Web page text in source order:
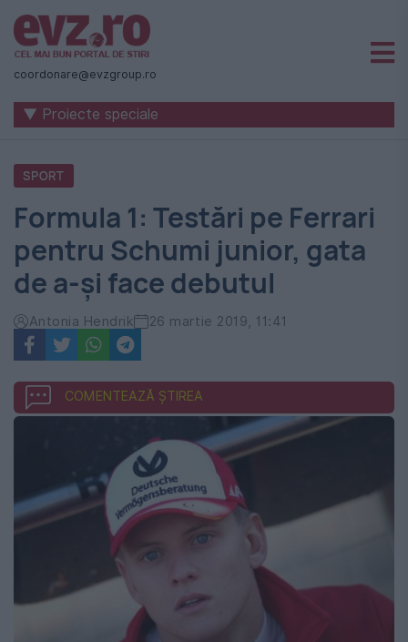
Știri
naționale
internaționale
România
-
Evenimentul
Zilei
coordonare@evzgroup.ro
▼ Proiecte speciale
SPORT
Formula 1: Testări pe Ferrari
pentru Schumi junior, gata
de a-şi face debutul
Antonia Hendrik 26 martie 2019, 11:41
COMENTEAZĂ ȘTIREA